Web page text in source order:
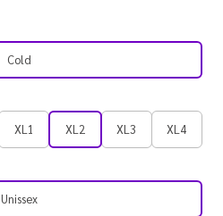
Cold
XL1 XL2 XL3 XL4
Unissex